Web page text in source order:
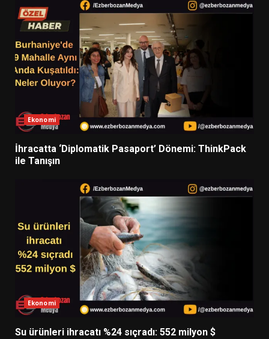
Ekonomi
İhracatta ‘Diplomatik Pasaport’ Dönemi: ThinkPack
ile Tanışın
Ekonomi
Su ürünleri ihracatı %24 sıçradı: 552 milyon $